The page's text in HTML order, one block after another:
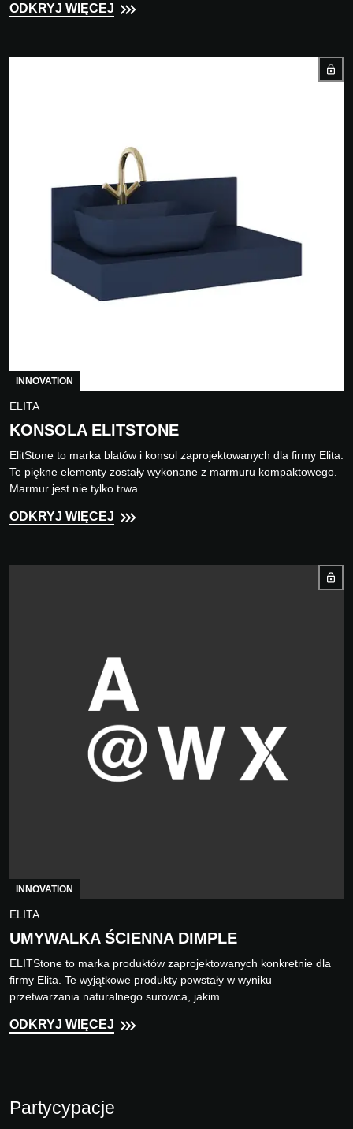
ODKRYJ WIĘCEJ
INNOVATION
ELITA
KONSOLA ELITSTONE
ElitStone to marka blatów i konsol zaprojektowanych dla firmy Elita.
Te piękne elementy zostały wykonane z marmuru kompaktowego.
Marmur jest nie tylko trwa...
ODKRYJ WIĘCEJ
INNOVATION
ELITA
UMYWALKA ŚCIENNA DIMPLE
ELITStone to marka produktów zaprojektowanych konkretnie dla
firmy Elita. Te wyjątkowe produkty powstały w wyniku
przetwarzania naturalnego surowca, jakim...
ODKRYJ WIĘCEJ
Partycypacje